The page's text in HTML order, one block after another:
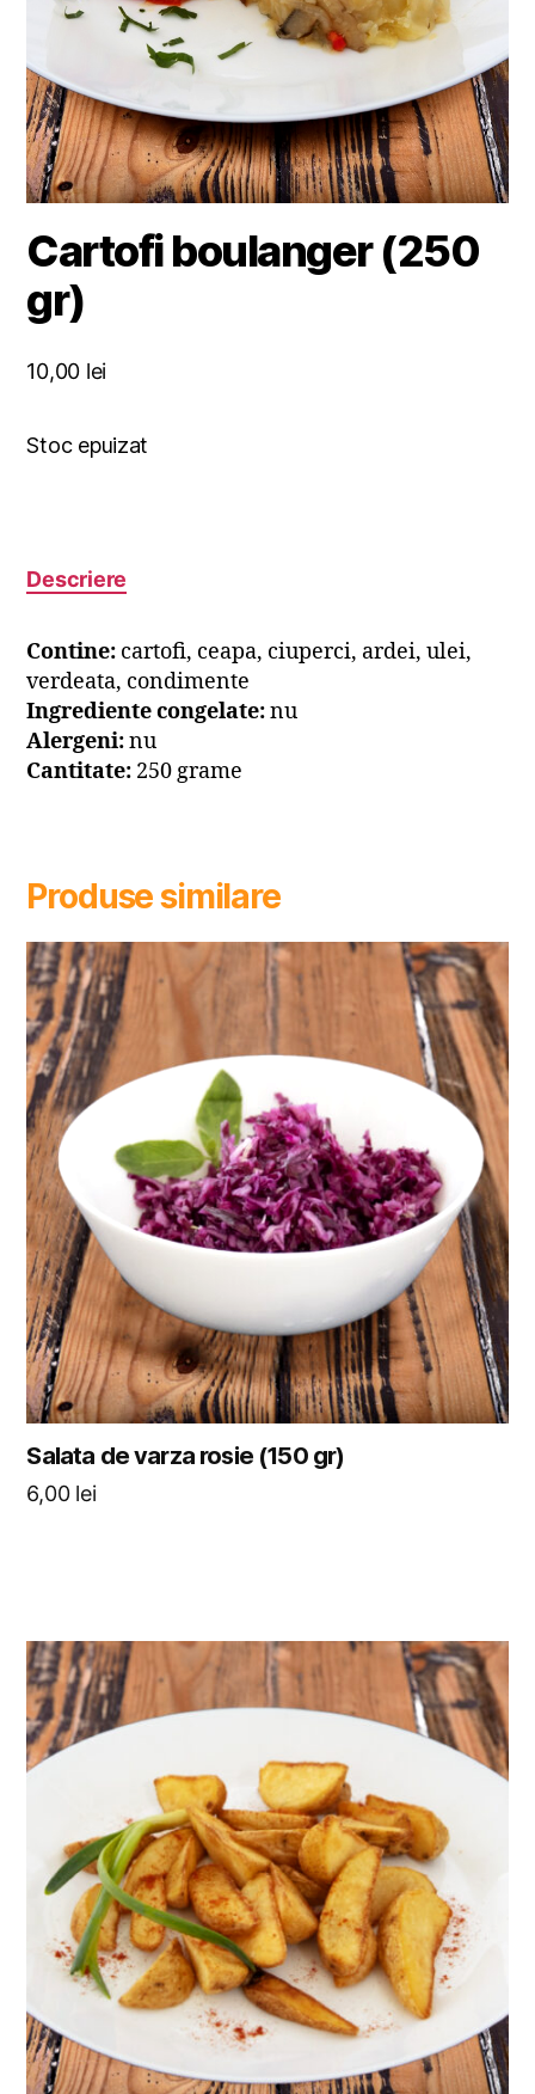
Cartofi boulanger (250
gr)
10,00 lei
Stoc epuizat
Descriere
Contine: cartofi, ceapa, ciuperci, ardei, ulei,
verdeata, condimente
Ingrediente congelate:nu
Alergeni:nu
Cantitate: 250 grame
Produse similare
Salata de varza rosie (150 gr)
6,00 lei